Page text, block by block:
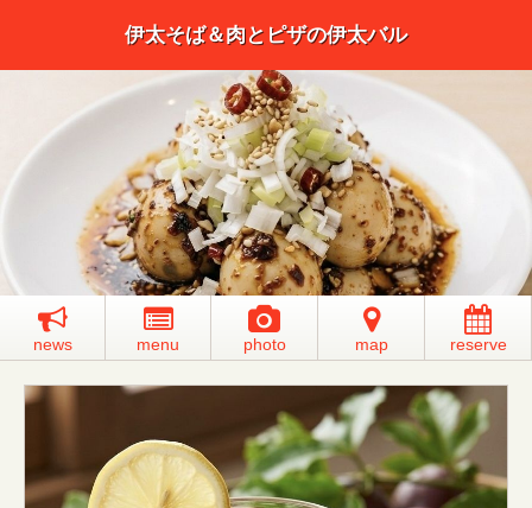
伊太そば＆肉とピザの伊太バル
news menu photo map reserve